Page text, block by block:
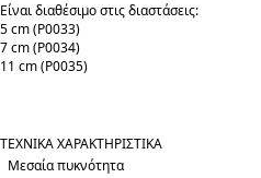
Eίναι διαθέσιμο στις διαστάσεις:
5 cm (P0033)
7 cm (P0034)
11 cm (P0035)
ΤΕΧΝΙΚΑ ΧΑΡΑΚΤΗΡΙΣΤΙΚΑ
Μεσαία πυκνότητα